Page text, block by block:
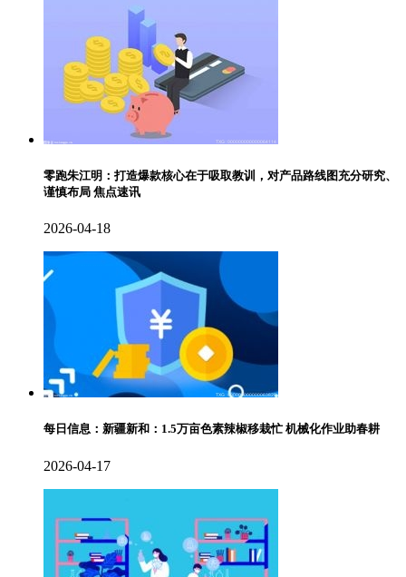
零跑朱江明：打造爆款核心在于吸取教训，对产品路线图充分研究、
谨慎布局 焦点速讯
2026-04-18
每日信息：新疆新和：1.5万亩色素辣椒移栽忙 机械化作业助春耕
2026-04-17